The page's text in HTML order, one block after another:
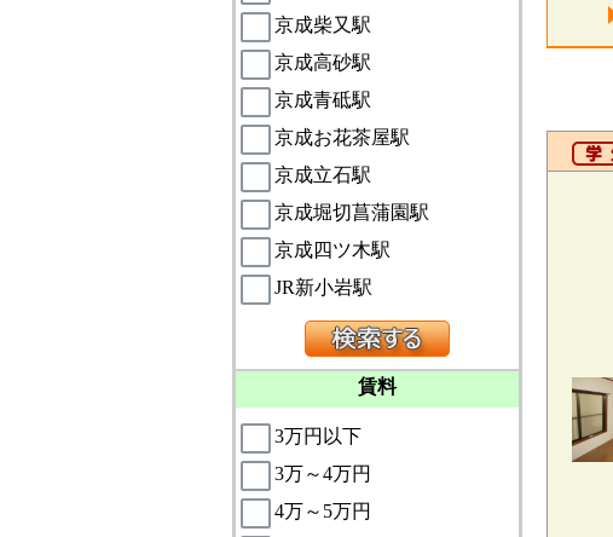
京成柴又駅
京成高砂駅
京成青砥駅
京成お花茶屋駅
京成立石駅
京成堀切菖蒲園駅
京成四ツ木駅
JR新小岩駅
賃料
3万円以下
3万～4万円
4万～5万円